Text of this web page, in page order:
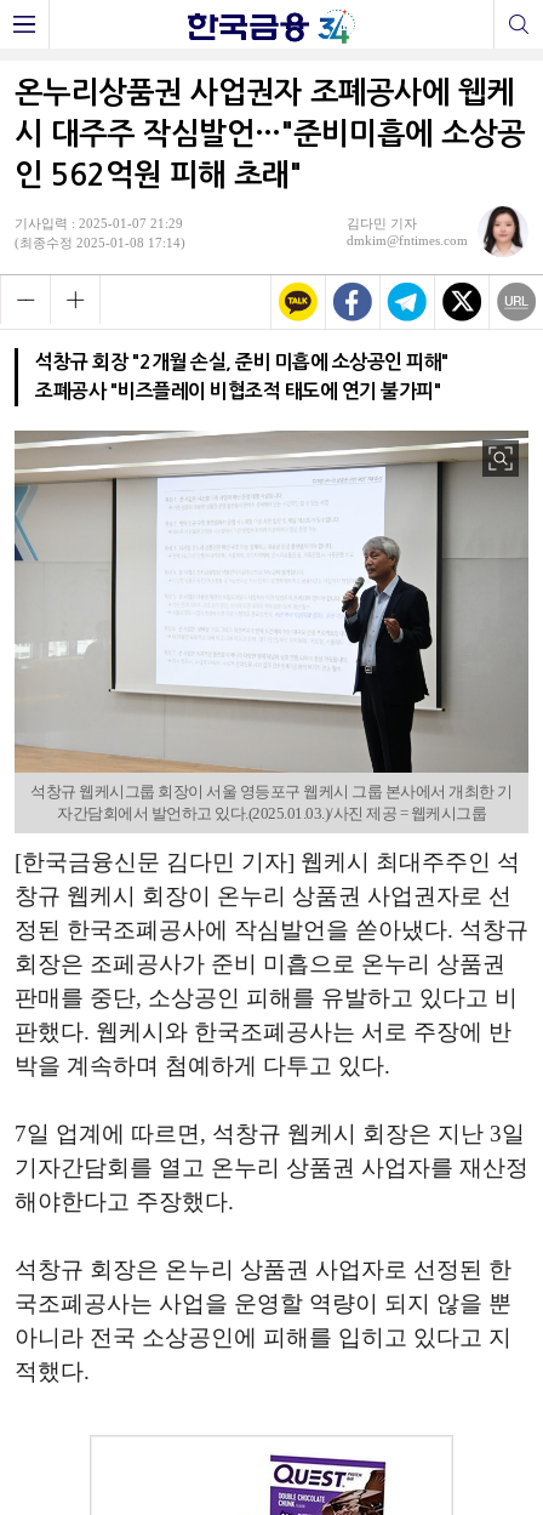
온누리상품권 사업권자 조폐공사에 웹케
시 대주주 작심발언…"준비미흡에 소상공
인 562억원 피해 초래"
기사입력 : 2025-01-07 21:29
(최종수정 2025-01-08 17:14)
김다민 기자
dmkim@fntimes.com
석창규 회장 "2개월 손실, 준비 미흡에 소상공인 피해"
조폐공사 "비즈플레이 비협조적 태도에 연기 불가피"
석창규 웹케시그룹 회장이 서울 영등포구 웹케시 그룹 본사에서 개최한 기
자간담회에서 발언하고 있다.(2025.01.03.)/사진 제공 = 웹케시그룹
[한국금융신문 김다민 기자] 웹케시 최대주주인 석
창규 웹케시 회장이 온누리 상품권 사업권자로 선
정된 한국조폐공사에 작심발언을 쏟아냈다. 석창규
회장은 조페공사가 준비 미흡으로 온누리 상품권
판매를 중단, 소상공인 피해를 유발하고 있다고 비
판했다. 웹케시와 한국조폐공사는 서로 주장에 반
박을 계속하며 첨예하게 다투고 있다.
7일 업계에 따르면, 석창규 웹케시 회장은 지난 3일
기자간담회를 열고 온누리 상품권 사업자를 재산정
해야한다고 주장했다.
석창규 회장은 온누리 상품권 사업자로 선정된 한
국조폐공사는 사업을 운영할 역량이 되지 않을 뿐
아니라 전국 소상공인에 피해를 입히고 있다고 지
적했다.